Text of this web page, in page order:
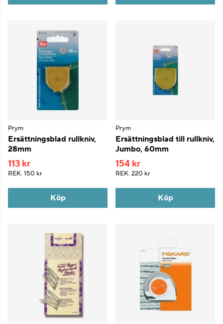
Prym
Ersättningsblad rullkniv,
28mm
113 kr
REK. 150 kr
Köp
Prym
Ersättningsblad till rullkniv,
Jumbo, 60mm
154 kr
REK. 220 kr
Köp